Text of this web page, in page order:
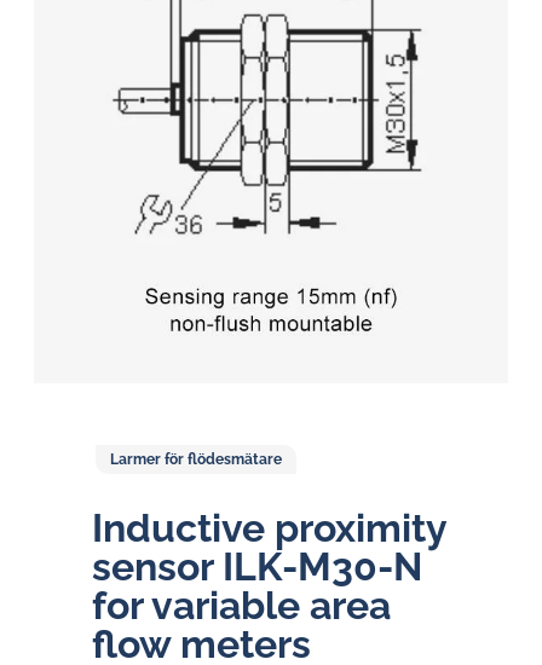
Larmer för flödesmätare
Inductive proximity
sensor ILK-M30-N
for variable area
flow meters